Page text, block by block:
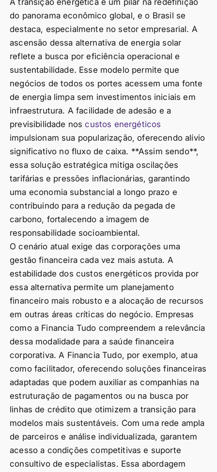
A transição energética é um pilar na redefinição
do panorama econômico global, e o Brasil se
destaca, especialmente no setor empresarial. A
ascensão dessa alternativa de energia solar
reflete a busca por eficiência operacional e
sustentabilidade. Esse modelo permite que
negócios de todos os portes acessem uma fonte
de energia limpa sem investimentos iniciais em
infraestrutura. A facilidade de adesão e a
previsibilidade noscustos energéticos
impulsionam sua popularização, oferecendo alívio
significativo no fluxo de caixa. **Assim sendo**,
essa solução estratégica mitiga oscilações
tarifárias e pressões inflacionárias, garantindo
uma economia substancial a longo prazo e
contribuindo para a redução da pegada de
carbono, fortalecendo a imagem de
responsabilidade socioambiental.
O cenário atual exige das corporações uma
gestão financeira cada vez mais astuta. A
estabilidade dos custos energéticos provida por
essa alternativa permite um planejamento
financeiro mais robusto e a alocação de recursos
em outras áreas críticas do negócio. Empresas
como a Financia Tudo compreendem a relevância
dessa modalidade para a saúde financeira
corporativa. A Financia Tudo, por exemplo, atua
como facilitador, oferecendo soluções financeiras
adaptadas que podem auxiliar as companhias na
estruturação de pagamentos ou na busca por
linhas de crédito que otimizem a transição para
modelos mais sustentáveis. Com uma rede ampla
de parceiros e análise individualizada, garantem
acesso a condições competitivas e suporte
consultivo de especialistas. Essa abordagem